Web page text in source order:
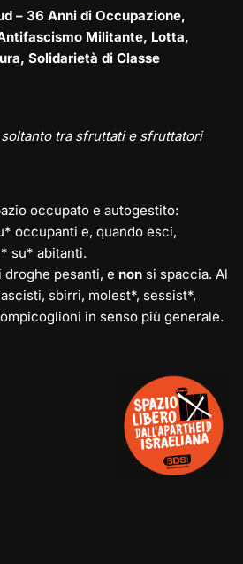
– 36 Anni di Occupazione,
Militante, Lotta,
Solidarietà di Classe
tra sfruttati e sfruttatori
occupato e autogestito:
occupanti e, quando esci,
su* abitanti.
droghe pesanti, e non si spaccia. Al
sbirri, molest*, sessist*,
in senso più generale.